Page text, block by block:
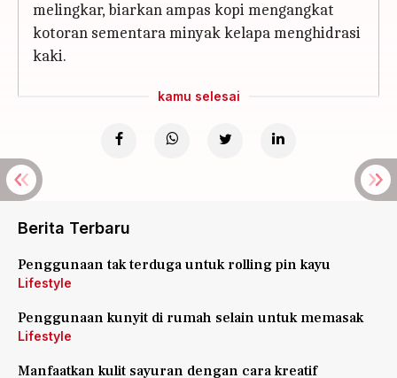
melingkar, biarkan ampas kopi mengangkat
kotoran sementara minyak kelapa menghidrasi
kaki.
kamu selesai
Berita Terbaru
Penggunaan tak terduga untuk rolling pin kayu
Lifestyle
Penggunaan kunyit di rumah selain untuk memasak
Lifestyle
Manfaatkan kulit sayuran dengan cara kreatif